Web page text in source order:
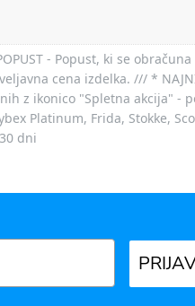
- Popust, ki se
cena izdelka. /// *
z ikonico "Spletna akcija" -
Platinum, Frida, Stokke,
dni